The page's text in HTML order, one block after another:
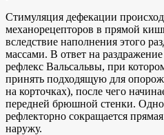
Стимуляция дефекации
механорецепторов в прямой
вследствие наполнения этого
массами. В ответ на
рефлекс Вальсальвы, при
принять подходящую для
на корточках), после чего
передней брюшной стенки.
рефлекторно сокращается
наружу.